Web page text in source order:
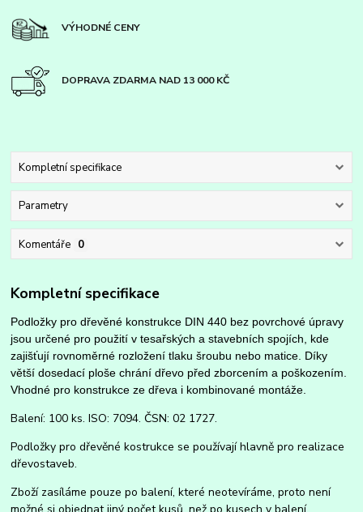
VÝHODNÉ CENY
DOPRAVA ZDARMA NAD 13 000 KČ
Kompletní specifikace
Parametry
Komentáře 0
Kompletní specifikace
Podložky pro dřevěné konstrukce DIN 440 bez povrchové úpravy
jsou určené pro použití v tesařských a stavebních spojích, kde
zajišťují rovnoměrné rozložení tlaku šroubu nebo matice. Díky
větší dosedací ploše chrání dřevo před zborcením a poškozením.
Vhodné pro konstrukce ze dřeva i kombinované montáže.
Balení: 100 ks. ISO: 7094. ČSN: 02 1727.
Podložky pro dřevěné kostrukce se používají hlavně pro realizace
dřevostaveb.
Zboží zasíláme pouze po balení, které neotevíráme, proto není